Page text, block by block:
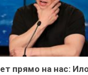
прямо на нас: